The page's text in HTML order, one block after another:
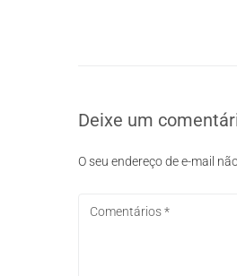
Deixe um
O seu endereço de e-mail